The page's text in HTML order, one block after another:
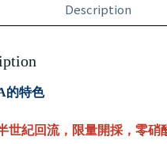
Description
的特色
世紀回流，限量開採，零